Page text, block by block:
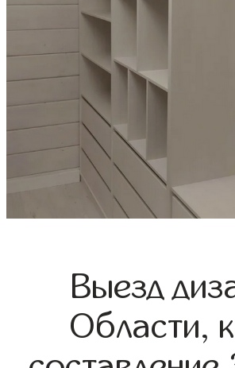
Выезд
Области,